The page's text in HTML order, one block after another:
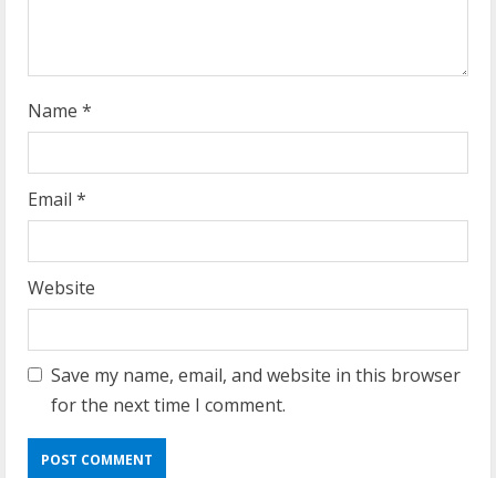
Name *
Email *
Website
Save my name, email, and website in this browser
for the next time I comment.